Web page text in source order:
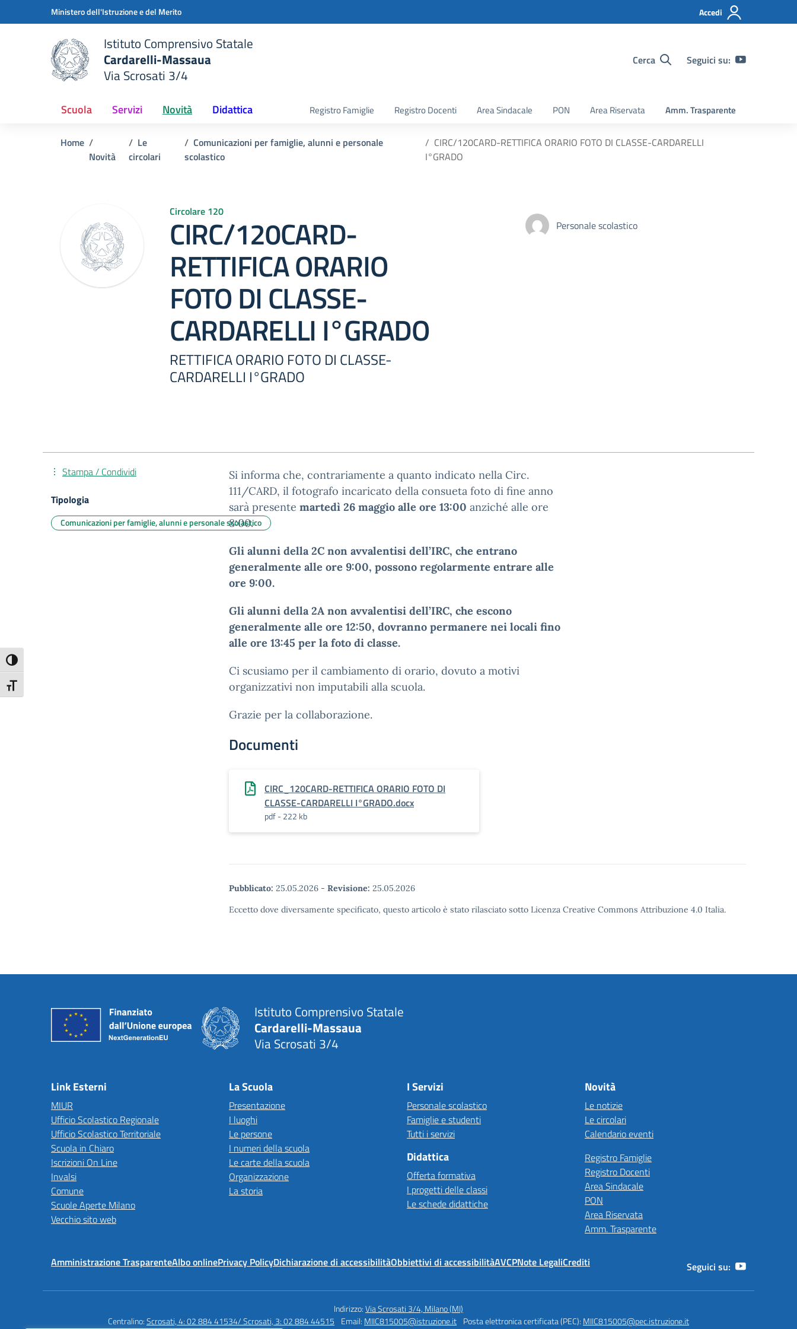
Attiva/disattiva alto contrasto
Attiva/disattiva dimensione testo
Vai ai contenuti
Vai al menu di navigazioneMinistero dell'Istruzione e del Merito Accedi
scuola
Istituto Comprensivo Statale
Cardarelli-Massaua
Via Scrosati 3/4
Cerca Seguici su:
Scuola Servizi Novità Didattica Registro Famiglie Registro Docenti Area Sindacale PON Area Riservata Amm. Trasparente
Home
Novità
Le
circolari
Comunicazioni per famiglie, alunni e personale
scolastico
CIRC/120CARD-RETTIFICA ORARIO FOTO DI CLASSE-CARDARELLI
I°GRADO
Circolare 120
CIRC/120CARD-
RETTIFICA ORARIO
FOTO DI CLASSE-
CARDARELLI I°GRADO
RETTIFICA ORARIO FOTO DI CLASSE-
CARDARELLI I°GRADO
Personale scolastico
Si informa che, contrariamente a quanto indicato nella Circ.
111/CARD, il fotografo incaricato della consueta foto di fine anno
sarà presente martedì 26 maggio alle ore 13:00 anziché alle ore
8:00.
Gli alunni della 2C non avvalentisi dell’IRC, che entrano
generalmente alle ore 9:00, possono regolarmente entrare alle
ore 9:00.
Gli alunni della 2A non avvalentisi dell’IRC, che escono
generalmente alle ore 12:50, dovranno permanere nei locali fino
alle ore 13:45 per la foto di classe.
Ci scusiamo per il cambiamento di orario, dovuto a motivi
organizzativi non imputabili alla scuola.
Grazie per la collaborazione.
Documenti
CIRC_120CARD-RETTIFICA ORARIO FOTO DI
CLASSE-CARDARELLI I°GRADO.docx
pdf - 222 kb
Pubblicato: 25.05.2026 - Revisione: 25.05.2026
Eccetto dove diversamente specificato, questo articolo è stato rilasciato sotto Licenza Creative Commons Attribuzione 4.0 Italia.
Stampa / Condividi
Tipologia
Comunicazioni per famiglie, alunni e personale scolastico
Istituto Comprensivo Statale
Cardarelli-Massaua
Via Scrosati 3/4
Link Esterni
MIUR
Ufficio Scolastico Regionale
Ufficio Scolastico Territoriale
Scuola in Chiaro
Iscrizioni On Line
Invalsi
Comune
Scuole Aperte Milano
Vecchio sito web
La Scuola
Presentazione
I luoghi
Le persone
I numeri della scuola
Le carte della scuola
Organizzazione
La storia
I Servizi
Personale scolastico
Famiglie e studenti
Tutti i servizi
Didattica
Offerta formativa
I progetti delle classi
Le schede didattiche
Novità
Le notizie
Le circolari
Calendario eventi
Registro Famiglie
Registro Docenti
Area Sindacale
PON
Area Riservata
Amm. Trasparente
Amministrazione TrasparenteAlbo onlinePrivacy PolicyDichiarazione di accessibilitàObbiettivi di accessibilitàAVCPNote LegaliCrediti Seguici su:
Indirizzo:Via Scrosati 3/4, Milano (MI)
Centralino:Scrosati, 4: 02 884 41534/ Scrosati, 3: 02 884 44515 Email: MIIC815005@istruzione.it Posta elettronica certificata (PEC): MIIC815005@pec.istruzione.it